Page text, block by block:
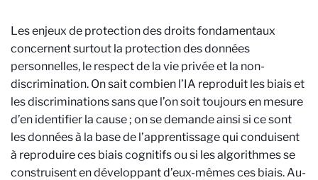
Les enjeux de protection des droits fondamentaux
concernent surtout la protection des données
personnelles, le respect de la vie privée et la non-
discrimination. On sait combien l’IA reproduit les biais et
les discriminations sans que l’on soit toujours en mesure
d’en identifier la cause ; on se demande ainsi si ce sont
les données à la base de l’apprentissage qui conduisent
à reproduire ces biais cognitifs ou si les algorithmes se
construisent en développant d’eux-mêmes ces biais. Au-